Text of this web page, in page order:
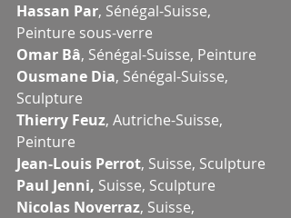
Hassan Par, Sénégal-Suisse,
Peinture sous-verre
Omar Bâ, Sénégal-Suisse, Peinture
Ousmane Dia, Sénégal-Suisse,
Sculpture
Thierry Feuz, Autriche-Suisse,
Peinture
Jean-Louis Perrot, Suisse, Sculpture
Paul Jenni, Suisse, Sculpture
Nicolas Noverraz, Suisse,